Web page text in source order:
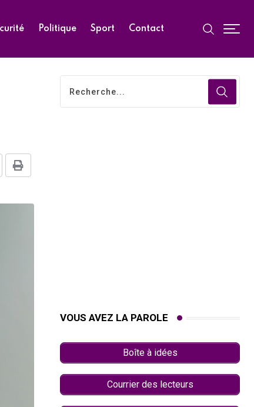
Politique Sport Contact
Print
VOUS AVEZ LA PAROLE
Boîte à idées
Courrier des lecteurs